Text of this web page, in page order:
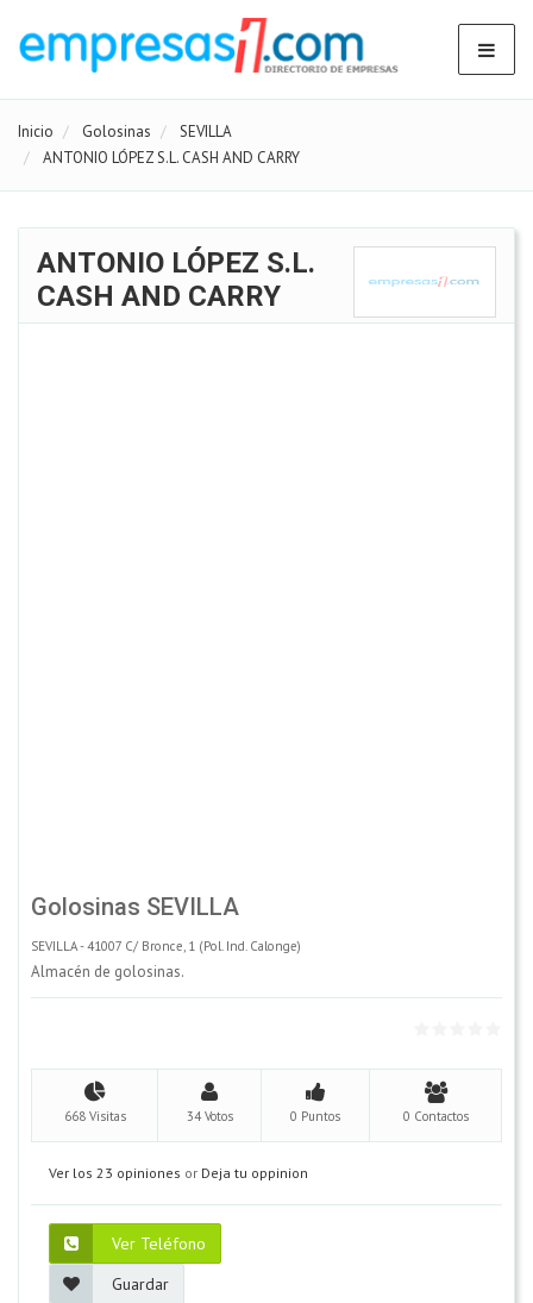
Inicio Golosinas
SEVILLA
ANTONIO LÓPEZ S.L. CASH AND CARRY
ANTONIO LÓPEZ S.L.
CASH AND CARRY
Golosinas SEVILLA
SEVILLA - 41007 C/ Bronce, 1 (Pol. Ind. Calonge)
Almacén de golosinas.
668 Visitas 34 Votos 0 Puntos 0 Contactos
Ver los 23 opiniones or Deja tu oppinion
Ver Teléfono
Guardar